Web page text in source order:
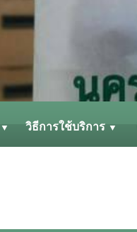
▼ วิธีการใช้บริการ ▼